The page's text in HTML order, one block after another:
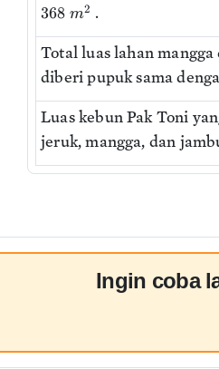
368 m2 .
Total luas lahan
diberi pupuk sama
Luas kebun Pak Toni
jeruk, mangga, dan
Ingin coba